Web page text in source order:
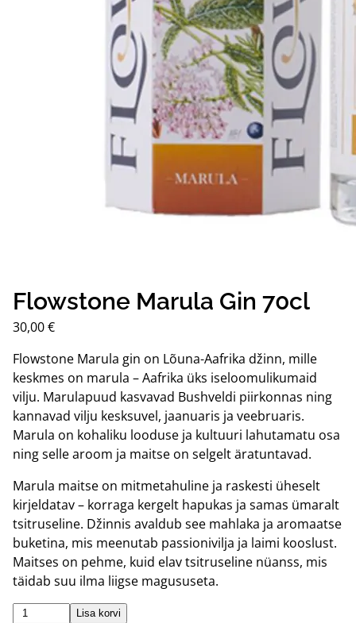
Flowstone Marula Gin 70cl
30,00€
Flowstone Marula gin on Lõuna-Aafrika džinn, mille
keskmes on marula – Aafrika üks iseloomulikumaid
vilju. Marulapuud kasvavad Bushveldi piirkonnas ning
kannavad vilju kesksuvel, jaanuaris ja veebruaris.
Marula on kohaliku looduse ja kultuuri lahutamatu osa
ning selle aroom ja maitse on selgelt äratuntavad.
Marula maitse on mitmetahuline ja raskesti üheselt
kirjeldatav – korraga kergelt hapukas ja samas ümaralt
tsitruseline. Džinnis avaldub see mahlaka ja aromaatse
buketina, mis meenutab passionivilja ja laimi kooslust.
Maitses on pehme, kuid elav tsitruseline nüanss, mis
täidab suu ilma liigse magususeta.
FLOWSTONE
Lisa korvi